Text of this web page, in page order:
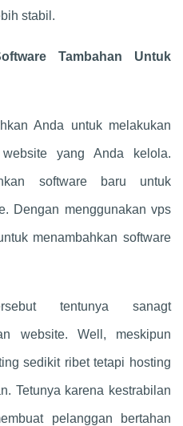
stabil.
Tambahan Untuk
Anda untuk melakukan
yang Anda kelola.
software baru untuk
Dengan menggunakan vps
menambahkan software
tentunya sanagt
website. Well, meskipun
sedikit ribet tetapi hosting
Tetunya karena kestrabilan
pelanggan bertahan